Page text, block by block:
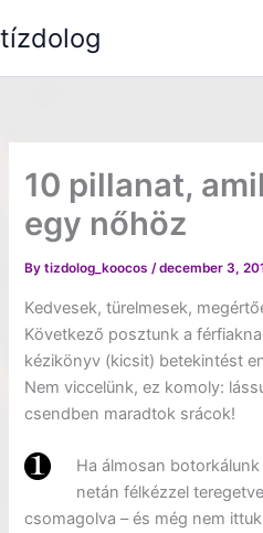
to
tízdolog
10 pillanat,
egy nőhöz
Bytizdolog_koocos/december 3,
Kedvesek, türelmesek,
Következő posztunk a
kézikönyv (kicsit) betekintést
Nem viccelünk, ez komoly:
csendben maradtok srácok!
Ha álmosan
netán félkézzel
csomagolva – és még nem